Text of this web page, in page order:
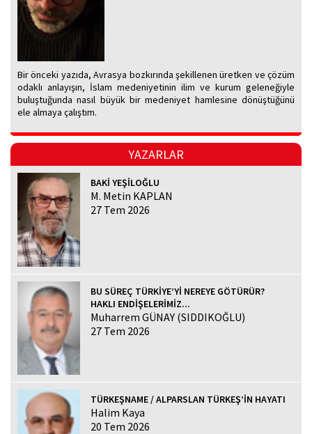
Bir önceki yazıda, Avrasya bozkırında şekillenen üretken ve çözüm
odaklı anlayışın, İslam medeniyetinin ilim ve kurum geleneğiyle
buluştuğunda nasıl büyük bir medeniyet hamlesine dönüştüğünü
ele almaya çalıştım.
YAZARLAR
BAKİ YEŞİLOĞLU
M. Metin KAPLAN
27 Tem 2026
BU SÜREÇ TÜRKİYE’Yİ NEREYE GÖTÜRÜR?
HAKLI ENDİŞELERİMİZ...
Muharrem GÜNAY (SIDDIKOĞLU)
27 Tem 2026
TÜRKEŞNAME / ALPARSLAN TÜRKEŞ’İN HAYATI
Halim Kaya
20 Tem 2026